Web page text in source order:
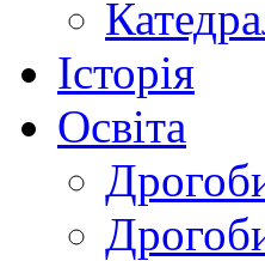
Історія
Освіта